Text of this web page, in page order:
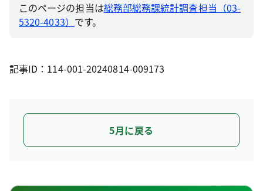
このページの担当は総務部総務課統計調査担当（03-
5320-4033） です。
記事ID：114-001-20240814-009173
5月に戻る